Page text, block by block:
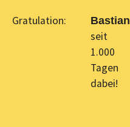
Gratulation: Bastian
seit
1.000
Tagen
dabei!